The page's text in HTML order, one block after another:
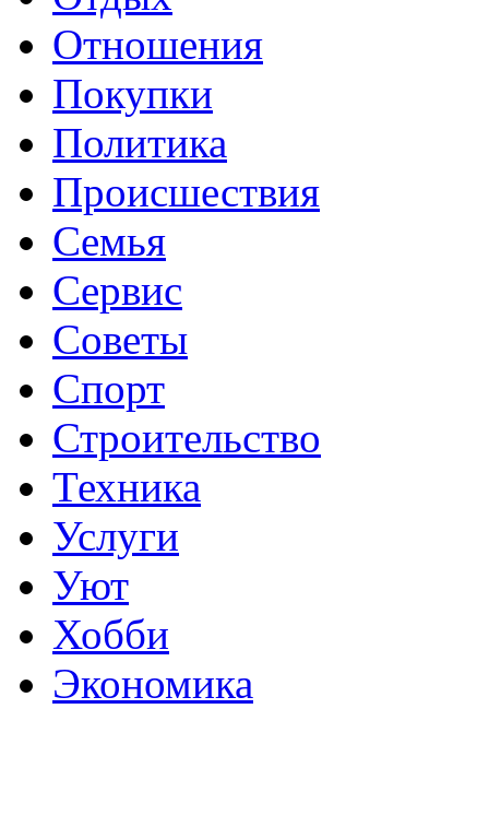
Отношения
Покупки
Политика
Происшествия
Семья
Сервис
Советы
Спорт
Строительство
Техника
Услуги
Уют
Хобби
Экономика